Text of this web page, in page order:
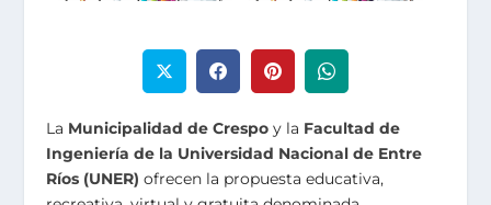
La Municipalidad de Crespo y la Facultad de
Ingeniería de la Universidad Nacional de Entre
Ríos (UNER) ofrecen la propuesta educativa,